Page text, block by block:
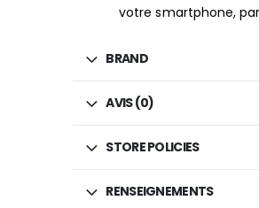
votre smartphone,
BRAND
AVIS (0)
STORE POLICIES
RENSEIGNEMENTS